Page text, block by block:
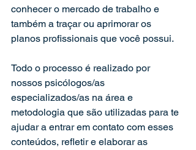
conhecer o mercado de trabalho e
também a traçar ou aprimorar os
planos profissionais que você possui.
Todo o processo é realizado por
nossos psicólogos/as
especializados/as na área e
metodologia que são utilizadas para te
ajudar a entrar em contato com esses
conteúdos, refletir e elaborar as